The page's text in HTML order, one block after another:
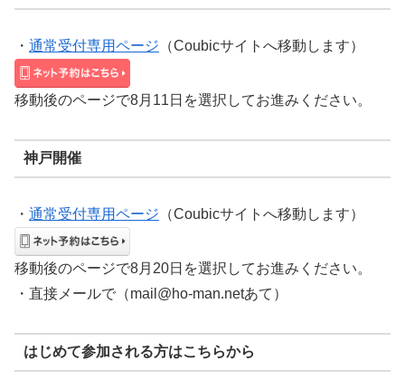
・ 通常受付専用ページ （Coubicサイトへ移動します）
移動後のページで8月11日を選択してお進みください。
神戸開催
・ 通常受付専用ページ （Coubicサイトへ移動します）
移動後のページで8月20日を選択してお進みください。
・直接メールで（mail@ho-man.netあて）
はじめて参加される方はこちらから